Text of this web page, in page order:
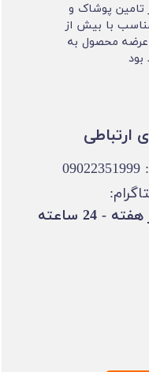
تامین پوشاک و
با بیش از
عرضه محصول به
ارتباطی